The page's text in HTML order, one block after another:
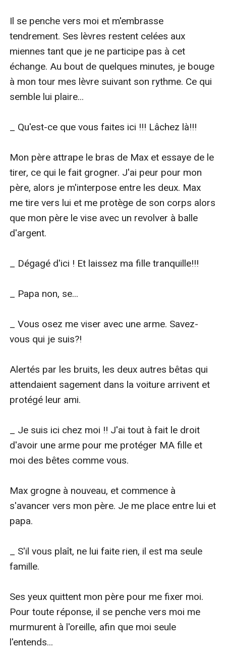
Il se penche vers moi et m'embrasse
tendrement. Ses lèvres restent celées aux
miennes tant que je ne participe pas à cet
échange. Au bout de quelques minutes, je bouge
à mon tour mes lèvre suivant son rythme. Ce qui
semble lui plaire...
_ Qu'est-ce que vous faites ici !!! Lâchez là!!!
Mon père attrape le bras de Max et essaye de le
tirer, ce qui le fait grogner. J'ai peur pour mon
père, alors je m'interpose entre les deux. Max
me tire vers lui et me protège de son corps alors
que mon père le vise avec un revolver à balle
d'argent.
_ Dégagé d'ici ! Et laissez ma fille tranquille!!!
_ Papa non, se...
_ Vous osez me viser avec une arme. Savez-
vous qui je suis?!
Alertés par les bruits, les deux autres bêtas qui
attendaient sagement dans la voiture arrivent et
protégé leur ami.
_ Je suis ici chez moi !! J'ai tout à fait le droit
d'avoir une arme pour me protéger MA fille et
moi des bêtes comme vous.
Max grogne à nouveau, et commence à
s'avancer vers mon père. Je me place entre lui et
papa.
_ S'il vous plaît, ne lui faite rien, il est ma seule
famille.
Ses yeux quittent mon père pour me fixer moi.
Pour toute réponse, il se penche vers moi me
murmurent à l'oreille, afin que moi seule
l'entends...